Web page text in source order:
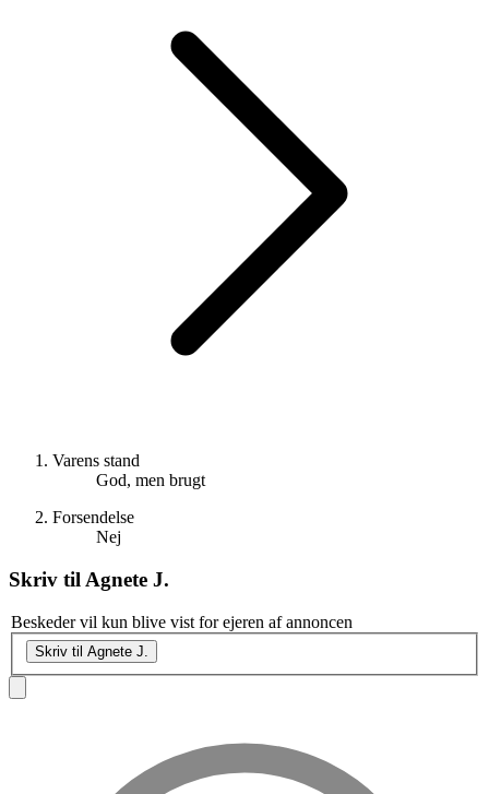
Varens stand
God, men brugt
Forsendelse
Nej
Skriv til Agnete J.
Beskeder vil kun blive vist for ejeren af annoncen
Skriv til Agnete J.